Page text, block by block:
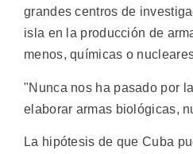
grandes centros de
isla en la producción de
menos, químicas o
"Nunca nos ha pasado por
elaborar armas biológicas,
La hipótesis de que Cuba